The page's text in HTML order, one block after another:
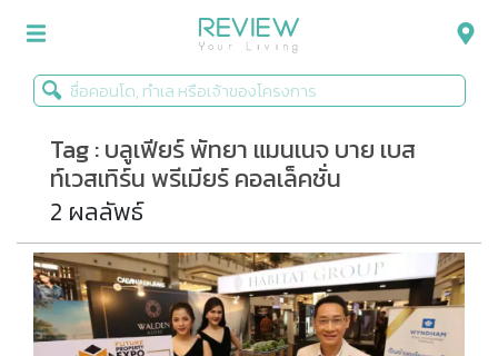
รีวิวคอนโด
รีวิวบ้าน
รีวิวทาวน์โฮม
Life+Style
Infographic
Tag : บลูเฟียร์ พัทยา แมนเนจ บาย เบส
ท์เวสเทิร์น พรีเมียร์ คอลเล็คชั่น
2 ผลลัพธ์